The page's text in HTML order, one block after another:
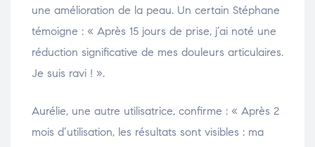
une amélioration de la peau. Un certain Stéphane
témoigne : « Après 15 jours de prise, j’ai noté une
réduction significative de mes douleurs articulaires.
Je suis ravi ! ».
Aurélie, une autre utilisatrice, confirme : « Après 2
mois d’utilisation, les résultats sont visibles : ma